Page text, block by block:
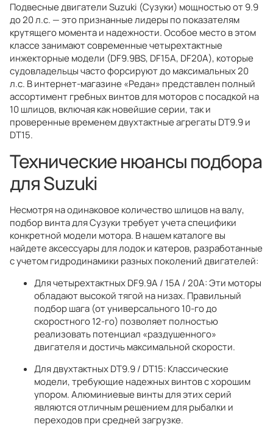
Подвесные двигатели Suzuki (Сузуки) мощностью от 9.9
до 20 л.с. — это признанные лидеры по показателям
крутящего момента и надежности. Особое место в этом
классе занимают современные четырехтактные
инжекторные модели (DF9.9BS, DF15A, DF20A), которые
судовладельцы часто форсируют до максимальных 20
л.с. В интернет-магазине «Редан» представлен полный
ассортимент гребных винтов для моторов с посадкой на
10 шлицов, включая как новейшие серии, так и
проверенные временем двухтактные агрегаты DT9.9 и
DT15.
Технические нюансы подбора
для Suzuki
Несмотря на одинаковое количество шлицов на валу,
подбор винта для Сузуки требует учета специфики
конкретной модели мотора. В нашем каталоге вы
найдете аксессуары для лодок и катеров, разработанные
с учетом гидродинамики разных поколений двигателей:
Для четырехтактных DF9.9A / 15A / 20A: Эти моторы
обладают высокой тягой на низах. Правильный
подбор шага (от универсального 10-го до
скоростного 12-го) позволяет полностью
реализовать потенциал «раздушенного»
двигателя и достичь максимальной скорости.
Для двухтактных DT9.9 / DT15: Классические
модели, требующие надежных винтов с хорошим
упором. Алюминиевые винты для этих серий
являются отличным решением для рыбалки и
переходов при средней загрузке.